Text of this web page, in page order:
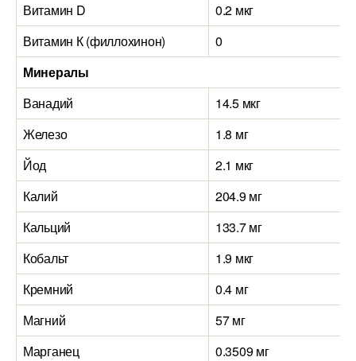
Витамин D
0.2 мкг
Витамин К (филлохинон)
0
Минералы
Ванадий
14.5 мкг
Железо
1.8 мг
Йод
2.1 мкг
Калий
204.9 мг
Кальций
133.7 мг
Кобальт
1.9 мкг
Кремний
0.4 мг
Магний
57 мг
Марганец
0.3509 мг